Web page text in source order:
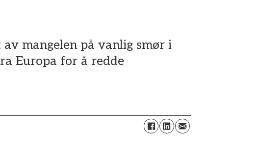
mangelen på vanlig smør i
Europa for å redde